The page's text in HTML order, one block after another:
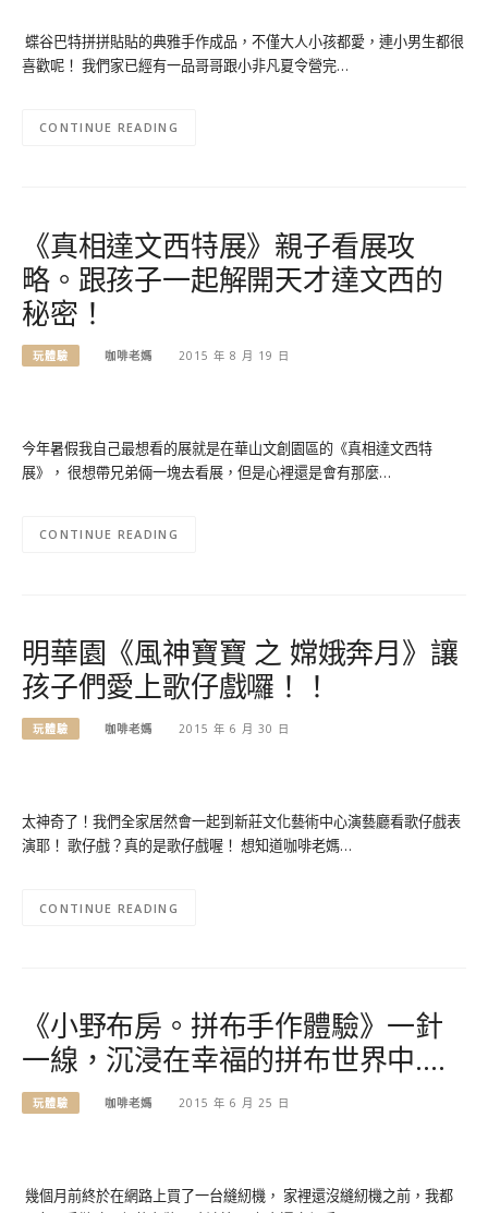
蝶谷巴特拼拼貼貼的典雅手作成品，不僅大人小孩都愛，連小男生都很
喜歡呢！ 我們家已經有一品哥哥跟小非凡夏令營完…
CONTINUE READING
《真相達文西特展》親子看展攻
略。跟孩子一起解開天才達文西的
秘密！
玩體驗 咖啡老媽 2015 年 8 月 19 日
今年暑假我自己最想看的展就是在華山文創園區的《真相達文西特
展》， 很想帶兄弟倆一塊去看展，但是心裡還是會有那麼…
CONTINUE READING
明華園《風神寶寶 之 嫦娥奔月》讓
孩子們愛上歌仔戲囉！！
玩體驗 咖啡老媽 2015 年 6 月 30 日
太神奇了！我們全家居然會一起到新莊文化藝術中心演藝廳看歌仔戲表
演耶！ 歌仔戲？真的是歌仔戲喔！ 想知道咖啡老媽…
CONTINUE READING
《小野布房。拼布手作體驗》一針
一線，沉浸在幸福的拼布世界中….
玩體驗 咖啡老媽 2015 年 6 月 25 日
幾個月前終於在網路上買了一台縫紉機， 家裡還沒縫紉機之前，我都